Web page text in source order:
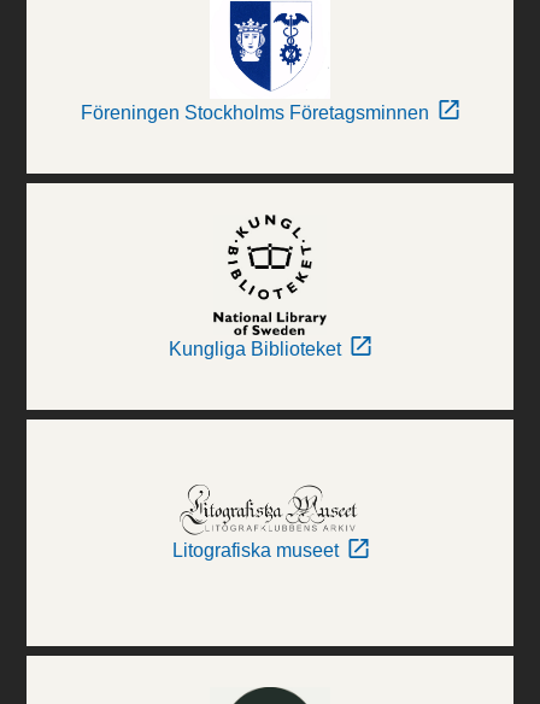
Föreningen Stockholms Företagsminnen
Kungliga Biblioteket
Litografiska museet